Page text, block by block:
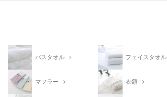
バスタオル フェイスタオル
マフラー 衣類